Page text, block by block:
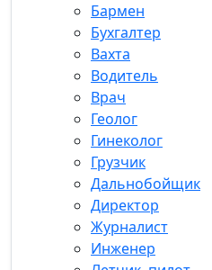
Бармен
Бухгалтер
Вахта
Водитель
Врач
Геолог
Гинеколог
Грузчик
Дальнобойщик
Директор
Журналист
Инженер